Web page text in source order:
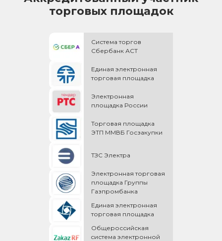
торговых площадок
Система торгов
Сбербанк АСТ
Единая электронная
торговая площадка
Электронная
площадка России
Торговая площадка
ЭТП ММВБ Госзакупки
ТЗС Электра
Электронная торговая
площадка Группы
Газпромбанка
Единая электронная
торговая площадка
Общероссийская
cистема электронной